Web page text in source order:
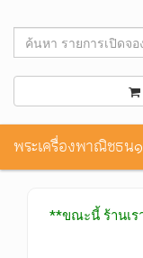
พระเครื่องพาณิชธน
**ขณะนี้ ร้านเร